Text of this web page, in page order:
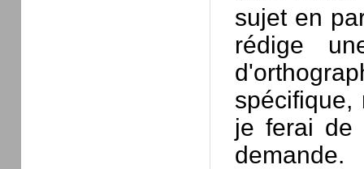
sujet en
rédige
je ferai de
demande.